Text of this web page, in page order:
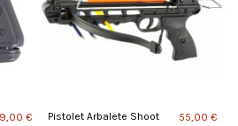
€
Pistolet Arbalete Shoot
55,00 €